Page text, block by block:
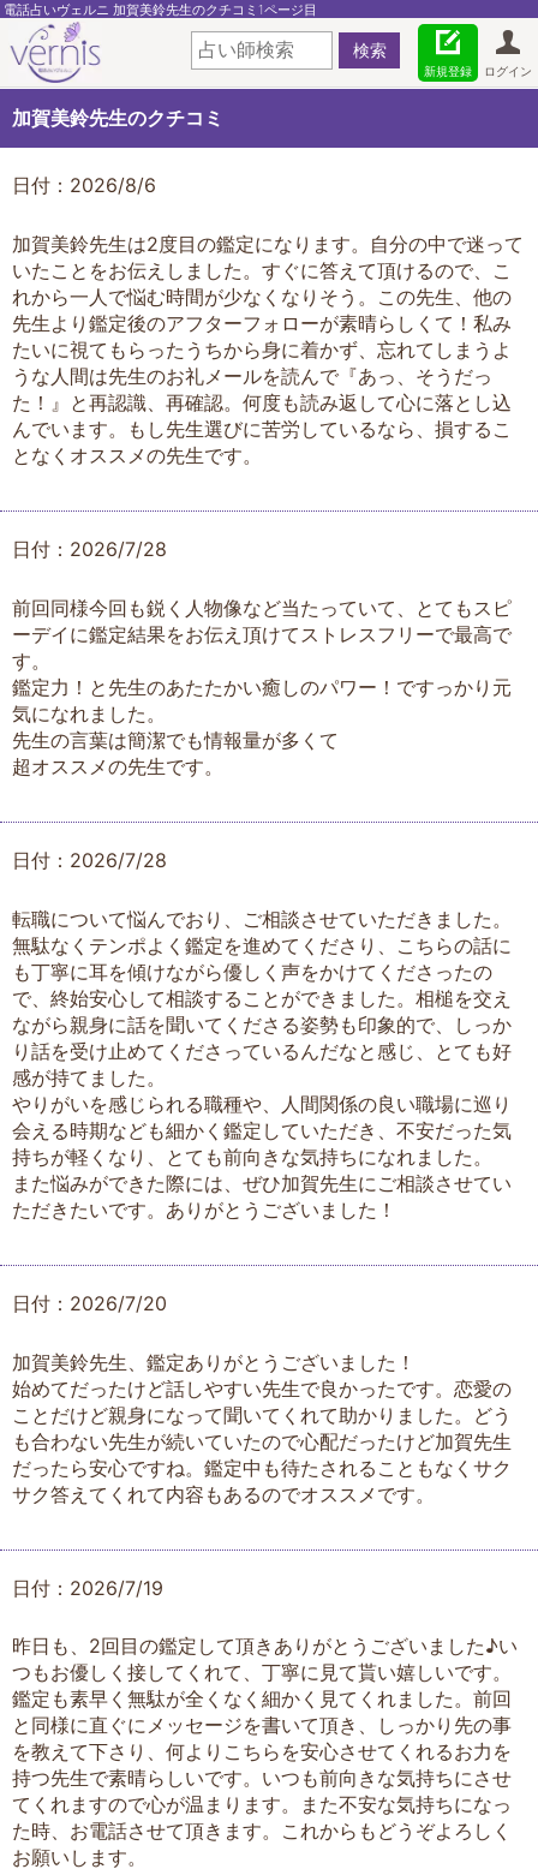
電話占いヴェルニ 加賀美鈴先生のクチコミ1ページ目
ログイン
新規登録
加賀美鈴先生のクチコミ
日付：2026/8/6
加賀美鈴先生は2度目の鑑定になります。自分の中で迷って
いたことをお伝えしました。すぐに答えて頂けるので、こ
れから一人で悩む時間が少なくなりそう。この先生、他の
先生より鑑定後のアフターフォローが素晴らしくて！私み
たいに視てもらったうちから身に着かず、忘れてしまうよ
うな人間は先生のお礼メールを読んで『あっ、そうだっ
た！』と再認識、再確認。何度も読み返して心に落とし込
んでいます。もし先生選びに苦労しているなら、損するこ
となくオススメの先生です。
日付：2026/7/28
前回同様今回も鋭く人物像など当たっていて、とてもスピ
ーデイに鑑定結果をお伝え頂けてストレスフリーで最高で
す。
鑑定力！と先生のあたたかい癒しのパワー！ですっかり元
気になれました。
先生の言葉は簡潔でも情報量が多くて
超オススメの先生です。
日付：2026/7/28
転職について悩んでおり、ご相談させていただきました。
無駄なくテンポよく鑑定を進めてくださり、こちらの話に
も丁寧に耳を傾けながら優しく声をかけてくださったの
で、終始安心して相談することができました。相槌を交え
ながら親身に話を聞いてくださる姿勢も印象的で、しっか
り話を受け止めてくださっているんだなと感じ、とても好
感が持てました。
やりがいを感じられる職種や、人間関係の良い職場に巡り
会える時期なども細かく鑑定していただき、不安だった気
持ちが軽くなり、とても前向きな気持ちになれました。
また悩みができた際には、ぜひ加賀先生にご相談させてい
ただきたいです。ありがとうございました！
日付：2026/7/20
加賀美鈴先生、鑑定ありがとうございました！
始めてだったけど話しやすい先生で良かったです。恋愛の
ことだけど親身になって聞いてくれて助かりました。どう
も合わない先生が続いていたので心配だったけど加賀先生
だったら安心ですね。鑑定中も待たされることもなくサク
サク答えてくれて内容もあるのでオススメです。
日付：2026/7/19
昨日も、2回目の鑑定して頂きありがとうございました♪い
つもお優しく接してくれて、丁寧に見て貰い嬉しいです。
鑑定も素早く無駄が全くなく細かく見てくれました。前回
と同様に直ぐにメッセージを書いて頂き、しっかり先の事
を教えて下さり、何よりこちらを安心させてくれるお力を
持つ先生で素晴らしいです。いつも前向きな気持ちにさせ
てくれますので心が温まります。また不安な気持ちになっ
た時、お電話させて頂きます。これからもどうぞよろしく
お願いします。